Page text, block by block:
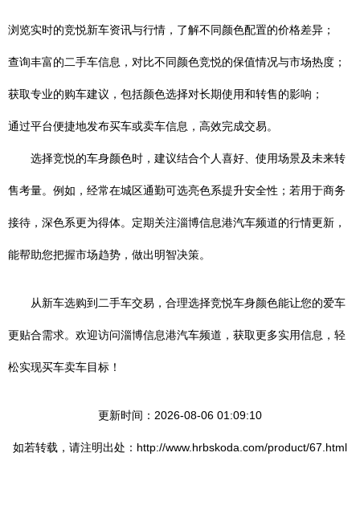
浏览实时的竞悦新车资讯与行情，了解不同颜色配置的价格差异；
查询丰富的二手车信息，对比不同颜色竞悦的保值情况与市场热度；
获取专业的购车建议，包括颜色选择对长期使用和转售的影响；
通过平台便捷地发布买车或卖车信息，高效完成交易。
选择竞悦的车身颜色时，建议结合个人喜好、使用场景及未来转
售考量。例如，经常在城区通勤可选亮色系提升安全性；若用于商务
接待，深色系更为得体。定期关注淄博信息港汽车频道的行情更新，
能帮助您把握市场趋势，做出明智决策。
从新车选购到二手车交易，合理选择竞悦车身颜色能让您的爱车
更贴合需求。欢迎访问淄博信息港汽车频道，获取更多实用信息，轻
松实现买车卖车目标！
更新时间：2026-08-06 01:09:10
如若转载，请注明出处：http://www.hrbskoda.com/product/67.html